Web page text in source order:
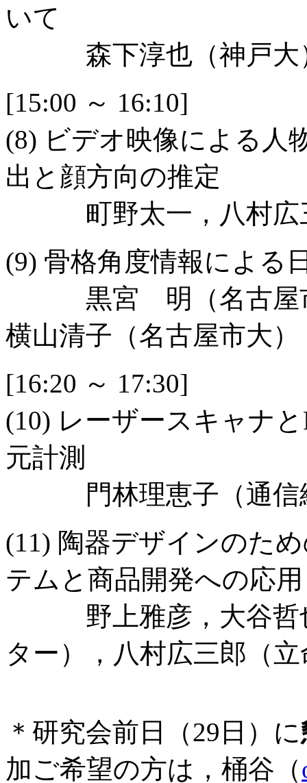
いて
森下淳也（神戸大）
[15:00 ～ 16:10]
(8) ビデオ映像による人
出と顔方向の推定
町野太一，八村広
(9) 骨格角度情報による
黒宮 明（名古屋市
横山清子（名古屋市大）
[16:20 ～ 17:30]
(10) レーザースキャナ
元計測
門林理恵子（通信
(11) 陶器デザインのた
テムと商品開発への応用
野上雅彦，大谷哲也
ター），八村広三郎（
＊研究会前日（29日）に
加ご希望の方は，桶谷（